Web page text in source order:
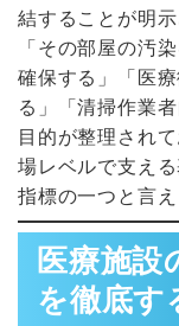
結することが明示
「その部屋の汚
確保する」「医
る」「清掃作業
目的が整理され
場レベルで支え
指標の一つと言え
医療施設
を徹底す